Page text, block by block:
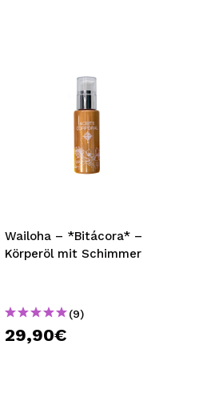
Wailoha – *Bitácora* –
Körperöl mit Schimmer
(9)
29,90€